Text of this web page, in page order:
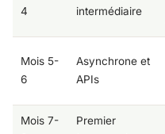
4
intermédiaire
Mois 5-
6
Asynchrone et
APIs
Mois 7-
Premier